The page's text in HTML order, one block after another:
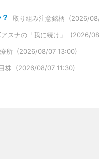
取り組み注意銘柄 (2026/
スナの「我に続け」 (2026/
所 (2026/08/07 13:00)
株 (2026/08/07 11:30)